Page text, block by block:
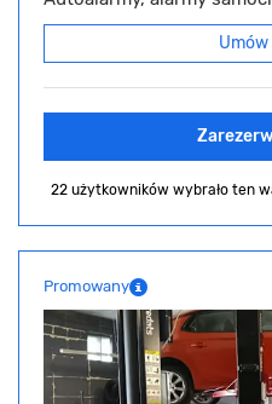
22 użytkowników wybrało ten
Promowany